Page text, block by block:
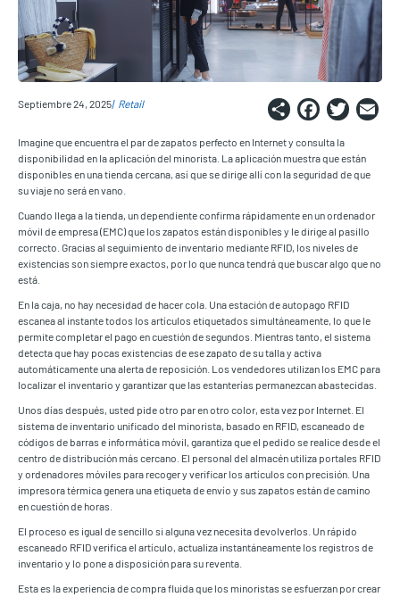
Septiembre 24, 2025 Retail Share
Imagine que encuentra el par de zapatos perfecto en Internet y consulta la
disponibilidad en la aplicación del minorista. La aplicación muestra que están
disponibles en una tienda cercana, así que se dirige allí con la seguridad de que
su viaje no será en vano.
Cuando llega a la tienda, un dependiente confirma rápidamente en un ordenador
móvil de empresa (EMC) que los zapatos están disponibles y le dirige al pasillo
correcto. Gracias al seguimiento de inventario mediante RFID, los niveles de
existencias son siempre exactos, por lo que nunca tendrá que buscar algo que no
está.
En la caja, no hay necesidad de hacer cola. Una estación de autopago RFID
escanea al instante todos los artículos etiquetados simultáneamente, lo que le
permite completar el pago en cuestión de segundos. Mientras tanto, el sistema
detecta que hay pocas existencias de ese zapato de su talla y activa
automáticamente una alerta de reposición. Los vendedores utilizan los EMC para
localizar el inventario y garantizar que las estanterías permanezcan abastecidas.
Unos días después, usted pide otro par en otro color, esta vez por Internet. El
sistema de inventario unificado del minorista, basado en RFID, escaneado de
códigos de barras e informática móvil, garantiza que el pedido se realice desde el
centro de distribución más cercano. El personal del almacén utiliza portales RFID
y ordenadores móviles para recoger y verificar los artículos con precisión. Una
impresora térmica genera una etiqueta de envío y sus zapatos están de camino
en cuestión de horas.
El proceso es igual de sencillo si alguna vez necesita devolverlos. Un rápido
escaneado RFID verifica el artículo, actualiza instantáneamente los registros de
inventario y lo pone a disposición para su reventa.
Esta es la experiencia de compra fluida que los minoristas se esfuerzan por crear